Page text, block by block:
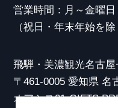
営業時間：月～金曜日
（祝日・年末年始を除
飛騨・美濃観光名古屋
〒461-0005 愛知県 名
オアシス21 GIFTS